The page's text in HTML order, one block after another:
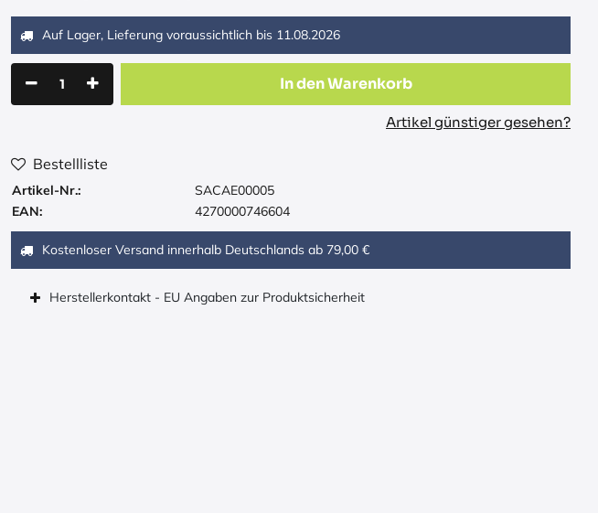
Auf Lager, Lieferung voraussichtlich bis 11.08.2026
In den Warenkorb
Artikel günstiger gesehen?
Bestellliste
Artikel-Nr.:
SACAE00005
EAN:
4270000746604
Kostenloser Versand innerhalb Deutschlands ab 79,00 €
Herstellerkontakt - EU Angaben zur Produktsicherheit